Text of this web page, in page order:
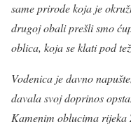
same prirode koja je
drugoj obali prešli smo
oblica, koja se klati pod
Vodenica je davno
davala svoj doprinos
Kamenim oblucima rijeka